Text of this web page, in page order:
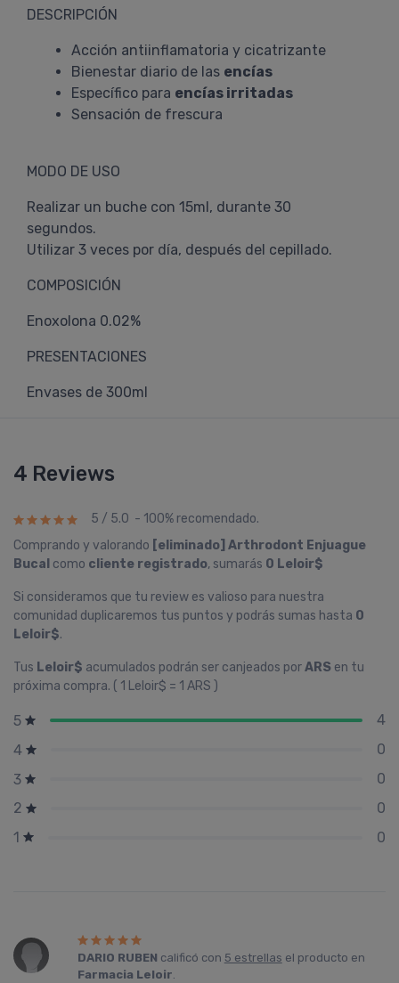
DESCRIPCIÓN
Acción antiinflamatoria y cicatrizante
Bienestar diario de las encías
Específico para encías irritadas
Sensación de frescura
MODO DE USO
Realizar un buche con 15ml, durante 30
segundos.
Utilizar 3 veces por día, después del cepillado.
COMPOSICIÓN
Enoxolona 0.02%
PRESENTACIONES
Envases de 300ml
4 Reviews
5 / 5.0 - 100% recomendado.
Comprando y valorando [eliminado] Arthrodont Enjuague
Bucal como cliente registrado, sumarás 0 Leloir$
Si consideramos que tu review es valioso para nuestra
comunidad duplicaremos tus puntos y podrás sumas hasta 0
Leloir$.
Tus Leloir$ acumulados podrán ser canjeados porARS en tu
próxima compra. ( 1 Leloir$ = 1 ARS )
5
4
4
0
3
0
2
0
1
0
DARIO RUBEN calificó con 5 estrellas el producto en
Farmacia Leloir.